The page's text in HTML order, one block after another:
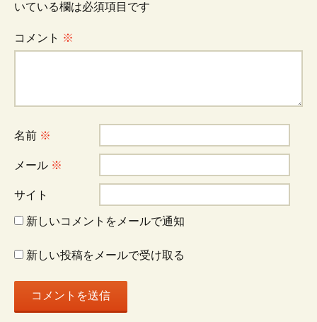
ゲ
シ
ョ
ン
いている欄は必須項目です
コメント ※
名前 ※
メール ※
サイト
新しいコメントをメールで通知
新しい投稿をメールで受け取る